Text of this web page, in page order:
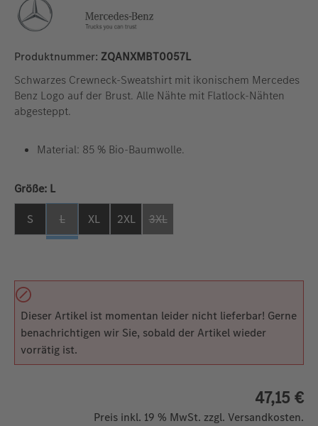
Produktnummer: ZQANXMBT0057L
Schwarzes Crewneck-Sweatshirt mit ikonischem Mercedes
Benz Logo auf der Brust. Alle Nähte mit Flatlock-Nähten
abgesteppt.
Material: 85 % Bio-Baumwolle.
Größe:auswählen
L
S L XL 2XL 3XL
Dieser Artikel ist momentan leider nicht lieferbar! Gerne
benachrichtigen wir Sie, sobald der Artikel wieder
vorrätig ist.
47,15 €
Preis inkl. 19 % MwSt. zzgl. Versandkosten.